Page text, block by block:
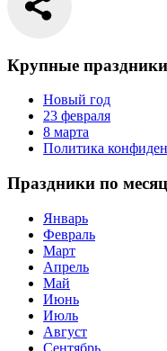
Крупные праздники
Новый год
23 февраля
8 марта
Политика
Праздники по
Январь
Февраль
Март
Апрель
Май
Июнь
Июль
Август
Сентябрь